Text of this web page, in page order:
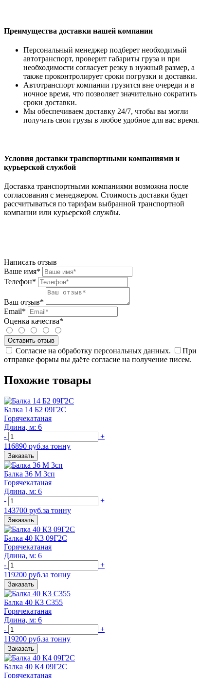
Преимущества доставки нашей компании
Персональный менеджер подберет необходимый
автотранспорт, проверит габариты груза и при
необходимости согласует резку в нужный размер, а
также проконтролирует сроки погрузки и доставки.
Автотранспорт компании грузится вне очереди и в
ночное время, что позволяет значительно сократить
сроки доставки.
Мы обеспечиваем доставку 24/7, чтобы вы могли
получать свои грузы в любое удобное для вас время.
Условия доставки транспортными компаниями и
курьерской службой
Доставка транспортными компаниями возможна после
согласования с менеджером. Стоимость доставки будет
рассчитываться по тарифам выбранной транспортной
компании или курьерской службы.
Написать отзыв
Ваше имя*
Телефон*
Ваш отзыв*
Email*
Оценка качества*
Согласие на обработку персональных данных.
При
отправке формы вы даёте согласие на получение писем.
Похожие товары
Балка 14 Б2 09Г2С
Горячекатаная
Длина, м: 6
-
+
116890 руб.за тонну
Заказать
Балка 36 М 3сп
Горячекатаная
Длина, м: 6
-
+
143700 руб.за тонну
Заказать
Балка 40 К3 09Г2С
Горячекатаная
Длина, м: 6
-
+
119200 руб.за тонну
Заказать
Балка 40 К3 С355
Горячекатаная
Длина, м: 6
-
+
119200 руб.за тонну
Заказать
Балка 40 К4 09Г2С
Горячекатаная